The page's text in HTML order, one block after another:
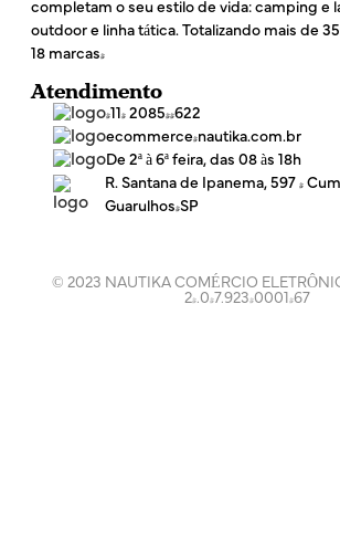
completam o seu estilo de vida: camping e
outdoor e linha tática. Totalizando mais de
18 marcas!
Atendimento
(11) 2085-4622
ecommerce@nautika.com.br
De 2ª à 6ª feira, das 08 às 18h
R. Santana de Ipanema, 597 -
Guarulhos/SP
© 2023 NAUTIKA COMÉRCIO
24.047.923/0001-67